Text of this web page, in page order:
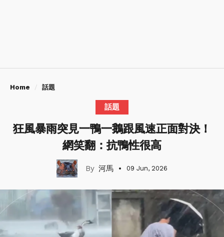
Home 話題
話題
狂風暴雨突見一鴨一鵝跟風速正面對決！
網笑翻：抗鴨性很高
河馬 09 Jun, 2026